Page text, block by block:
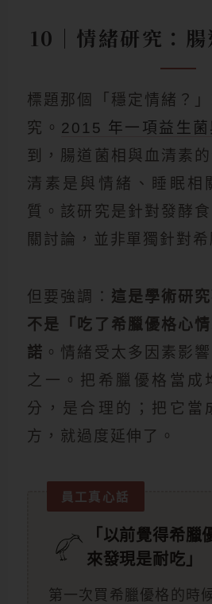
10｜情緒研究：
標題那個「穩定情緒？
究。 2015 年一項益生菌
到，腸道菌相與血清素
清素是與情緒、睡眠相
質。該研究是針對發酵
關討論，並非單獨針對希
但要強調： 這是學術研
不是「吃了希臘優格心
諾 。情緒受太多因素影
之一。把希臘優格當成
分，是合理的；把它當
方，就過度延伸了。
員工真心話
「以前覺得希臘
來發現是耐吃」
第一次買希臘優格的時